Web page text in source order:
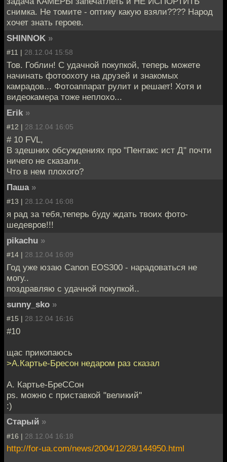
снимка. Не томите - оптику какую взяли???? Народ
хочет знать героев.
SHINNOK »
#11 | 28.12.04 15:58
Тов. Гоблин! С удачной покупкой, теперь можете
начинать фотоохоту на друзей и знакомых
камрадов... Фотоаппарат рулит и решает! Хотя и
видеокамера тоже неплохо...
Erik »
#12 | 28.12.04 16:05
# 10 FVL,
В здешних обсуждениях про "Пентакс ист Д" почти
ничего не сказали.
Что в нем плохого?
Паша »
#13 | 28.12.04 16:08
я рад за тебя,теперь буду ждать твоих фото-
шедевров!!!
pikachu »
#14 | 28.12.04 16:09
Год уже юзаю Canon EOS300 - нарадоваться не
могу..
поздравляю с удачной покупкой..
sunny_sko »
#15 | 28.12.04 16:16
#10
щас прикопаюсь
>А.Картье-Бресон недаром раз сказал
А. Картье-БреССон
ps. можно с приставкой "великий"
:)
Старый »
#16 | 28.12.04 16:18
http://for-ua.com/news/2004/12/28/144950.html